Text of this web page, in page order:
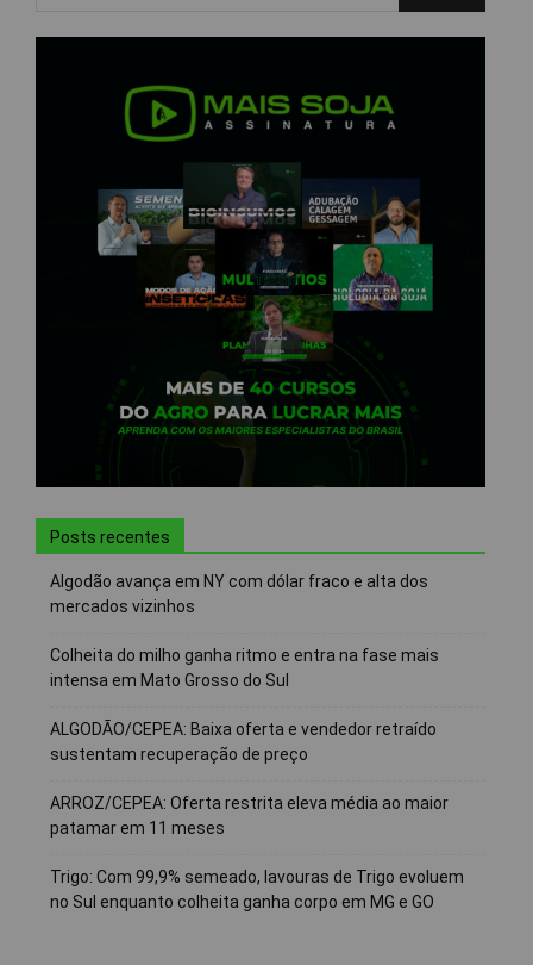
Posts recentes
Algodão avança em NY com dólar fraco e alta dos
mercados vizinhos
Colheita do milho ganha ritmo e entra na fase mais
intensa em Mato Grosso do Sul
ALGODÃO/CEPEA: Baixa oferta e vendedor retraído
sustentam recuperação de preço
ARROZ/CEPEA: Oferta restrita eleva média ao maior
patamar em 11 meses
Trigo: Com 99,9% semeado, lavouras de Trigo evoluem
no Sul enquanto colheita ganha corpo em MG e GO